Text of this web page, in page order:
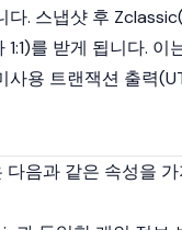
. 스냅샷 후
1:1)를 받게 됩니다.
사용 트랜잭션 출력
음과 같은 속성을